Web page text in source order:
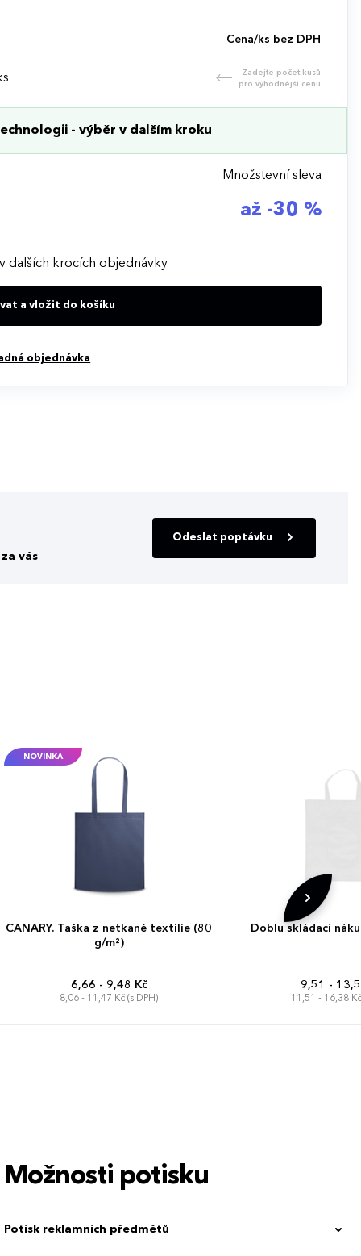
Cena/ks bez DPH
Zadejte počet kusů
pro výhodnější cenu
- výběr v dalším kroku
Množstevní sleva
až -30 %
dalších krocích objednávky
a vložit do košíku
objednávka
vás
Odeslat poptávku
NOVINKA
CANARY. Taška z netkané textilie (80
g/m²)
6,66 - 9,48 Kč
8,06 - 11,47 Kč (s DPH)
Doblu skládací
9,51 -
11,51 - 16,38
Možnosti potisku
Potisk reklamních předmětů